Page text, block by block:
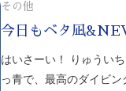
その他
今日もベタ凪
はいさーい！ りゅうい
っ青で、最高のダイビ